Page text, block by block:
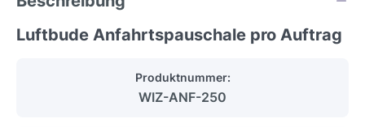
Luftbude Anfahrtspauschale pro Auftrag
Produktnummer:
WIZ-ANF-250